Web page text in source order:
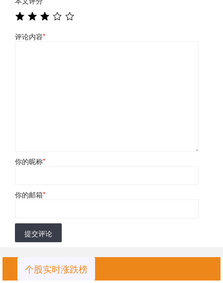
评论内容*
你的昵称*
你的邮箱*
提交评论
个股实时涨跌榜